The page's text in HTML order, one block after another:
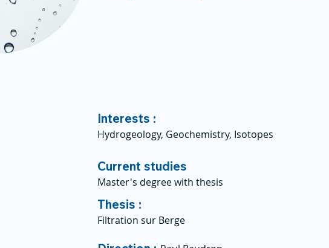
Interests :
Hydrogeology, Geochemistry, Isotopes
Current studies
Master's degree with thesis
Thesis :
Filtration sur Berge